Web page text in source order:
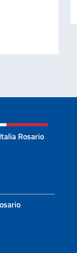
Italiano en el
Rosario